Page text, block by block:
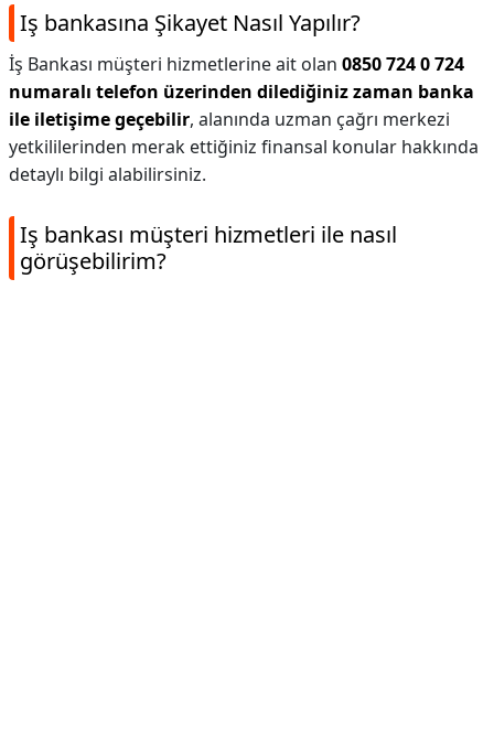
Iş bankasına Şikayet Nasıl Yapılır?
İş Bankası müşteri hizmetlerine ait olan 0850 724 0 724
numaralı telefon üzerinden dilediğiniz zaman banka
ile iletişime geçebilir, alanında uzman çağrı merkezi
yetkililerinden merak ettiğiniz finansal konular hakkında
detaylı bilgi alabilirsiniz.
Iş bankası müşteri hizmetleri ile nasıl
görüşebilirim?